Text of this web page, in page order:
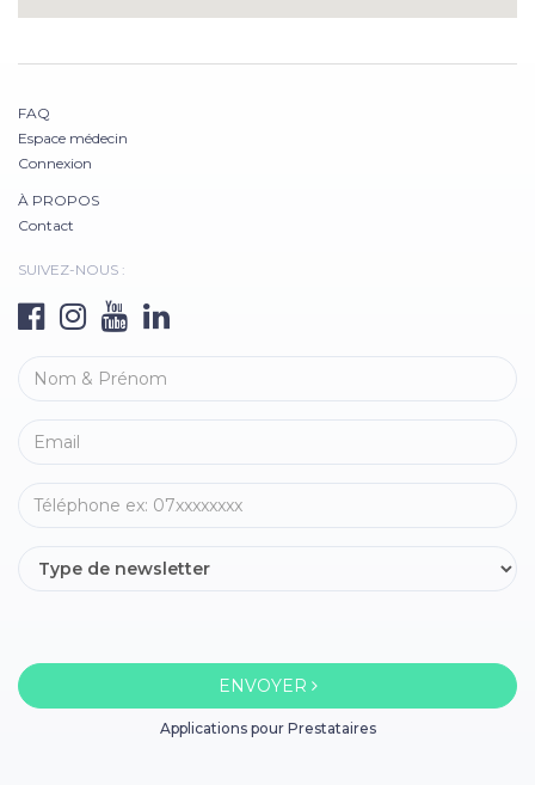
FAQ
Espace médecin
Connexion
À PROPOS
Contact
SUIVEZ-NOUS :
ENVOYER
Applications pour Prestataires